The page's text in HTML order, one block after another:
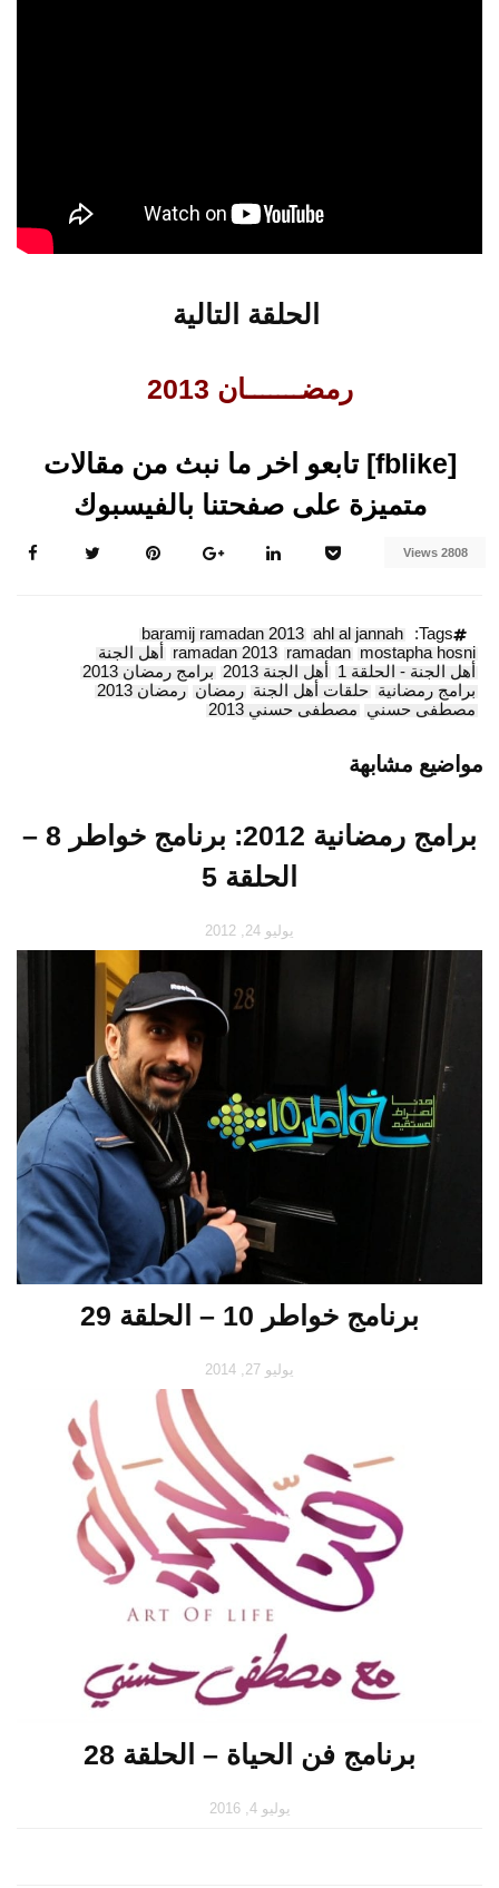
الحلقة التالية
رمضـــــــان 2013
[fblike] تابعو اخر ما نبث من مقالات
متميزة على صفحتنا بالفيسبوك
2808 Views
Tags:
ahl al jannah
baramij ramadan 2013
mostapha hosni
ramadan
ramadan 2013 أهل الجنة
أهل الجنة - الحلقة 1
أهل الجنة 2013
برامج رمضان 2013
برامج رمضانية حلقات أهل الجنة رمضان رمضان 2013
مصطفى حسني مصطفى حسني 2013
مواضيع مشابهة
برامج رمضانية 2012: برنامج خواطر 8 –
الحلقة 5
يوليو 24, 2012
برنامج خواطر 10 – الحلقة 29
يوليو 27, 2014
برنامج فن الحياة – الحلقة 28
يوليو 4, 2016